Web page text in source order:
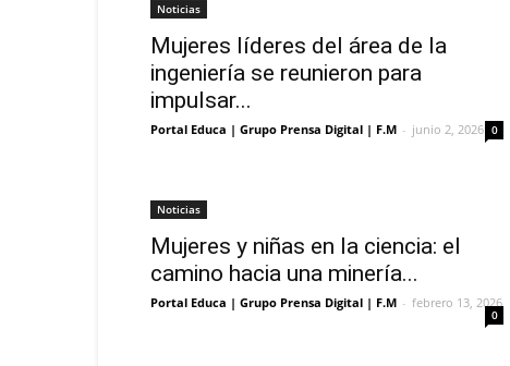
Noticias
Mujeres líderes del área de la
ingeniería se reunieron para
impulsar...
Portal Educa | Grupo Prensa Digital | F.M - junio 2, 2026 0
Noticias
Mujeres y niñas en la ciencia: el
camino hacia una minería...
Portal Educa | Grupo Prensa Digital | F.M - febrero 13, 2026
0